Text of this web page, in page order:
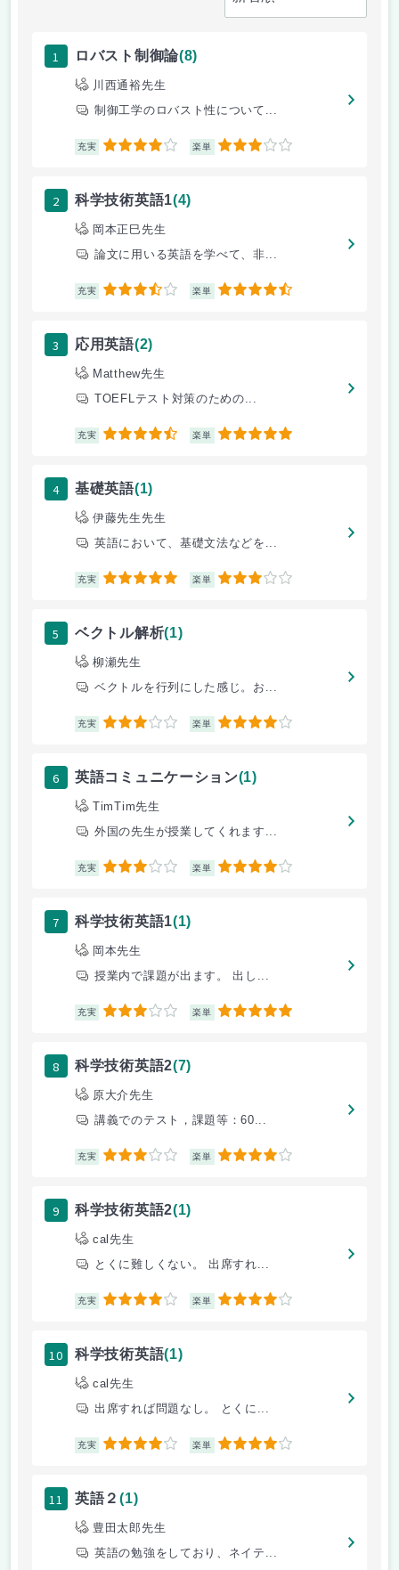
1 ロバスト制御論(8)
川西通裕先生
制御工学のロバスト性について...
充実 4 楽単 3
2 科学技術英語1(4)
岡本正巳先生
論文に用いる英語を学べて、非...
充実 3.5 楽単 4.5
3 応用英語(2)
Matthew先生
TOEFLテスト対策のための...
充実 4.5 楽単 5
4 基礎英語(1)
伊藤先生先生
英語において、基礎文法などを...
充実 5 楽単 3
5 ベクトル解析(1)
柳瀬先生
ベクトルを行列にした感じ。お...
充実 3 楽単 4
6 英語コミュニケーション(1)
TimTim先生
外国の先生が授業してくれます...
充実 3 楽単 4
7 科学技術英語1(1)
岡本先生
授業内で課題が出ます。 出し...
充実 3 楽単 5
8 科学技術英語2(7)
原大介先生
講義でのテスト，課題等：60...
充実 3 楽単 4
9 科学技術英語2(1)
cal先生
とくに難しくない。 出席すれ...
充実 4 楽単 4
10 科学技術英語(1)
cal先生
出席すれば問題なし。 とくに...
充実 4 楽単 4
11 英語２(1)
豊田太郎先生
英語の勉強をしており、ネイテ...